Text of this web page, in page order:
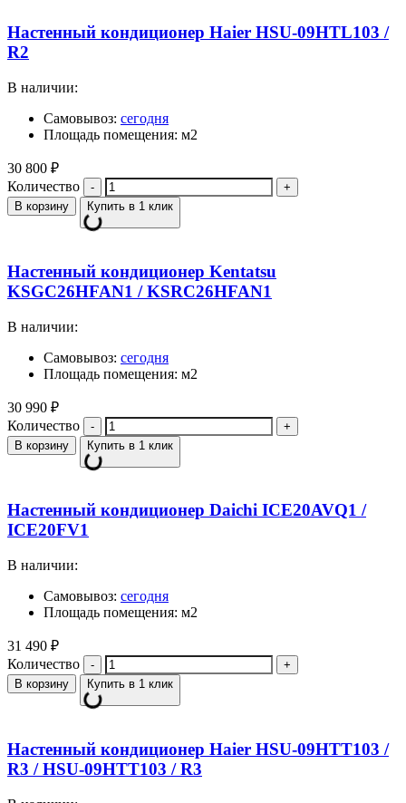
Настенный кондиционер Haier HSU-09HTL103 /
R2
В наличии:
Самовывоз: сегодня
Площадь помещения: м2
30 800 ₽
Количество
В корзину Купить в 1 клик
Настенный кондиционер Kentatsu
KSGC26HFAN1 / KSRC26HFAN1
В наличии:
Самовывоз: сегодня
Площадь помещения: м2
30 990 ₽
Количество
В корзину Купить в 1 клик
Настенный кондиционер Daichi ICE20AVQ1 /
ICE20FV1
В наличии:
Самовывоз: сегодня
Площадь помещения: м2
31 490 ₽
Количество
В корзину Купить в 1 клик
Настенный кондиционер Haier HSU-09HTT103 /
R3 / HSU-09HTT103 / R3